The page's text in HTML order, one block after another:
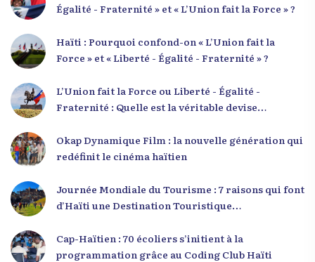
Égalité - Fraternité » et « L’Union fait la Force » ?
Haïti : Pourquoi confond-on « L’Union fait la
Force » et « Liberté - Égalité - Fraternité » ?
L’Union fait la Force ou Liberté - Égalité -
Fraternité : Quelle est la véritable devise
Okap Dynamique Film : la nouvelle génération qui
redéfinit le cinéma haïtien
Journée Mondiale du Tourisme : 7 raisons qui font
d’Haïti une Destination Touristique
Cap-Haïtien : 70 écoliers s’initient à la
programmation grâce au Coding Club Haïti